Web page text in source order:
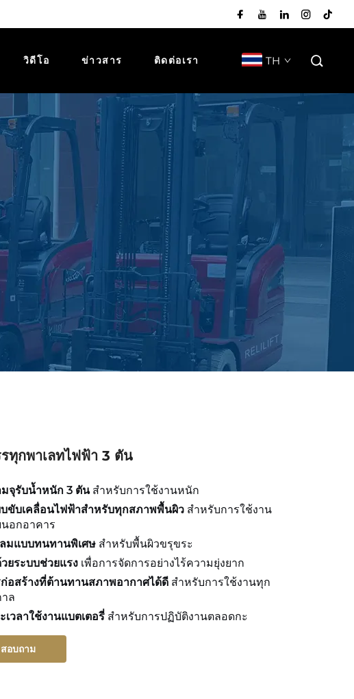
วิดีโอ ข่าวสาร ติดต่อเรา TH
ทุกพาเลทไฟฟ้า 3 ตัน
มจุรับน้ำหนัก 3 ตัน สำหรับการใช้งานหนัก
ขับเคลื่อนไฟฟ้าสำหรับทุกสภาพพื้นผิว สำหรับการใช้งาน
อกอาคาร
มแบบทนทานพิเศษ สำหรับพื้นผิวขรุขระ
ยระบบช่วยแรง เพื่อการจัดการอย่างไร้ความยุ่งยาก
อสร้างที่ต้านทานสภาพอากาศได้ดี สำหรับการใช้งานทุก
ล
เวลาใช้งานแบตเตอรี่ สำหรับการปฏิบัติงานตลอดกะ
สอบถาม